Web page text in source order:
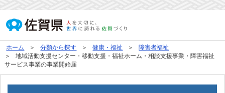
ホーム 分類から探す 健康・福祉
障害者福祉
地域活動支援センター・移動支援・福祉ホーム・相談支援事業・障害福祉
サービス事業の事業開始届